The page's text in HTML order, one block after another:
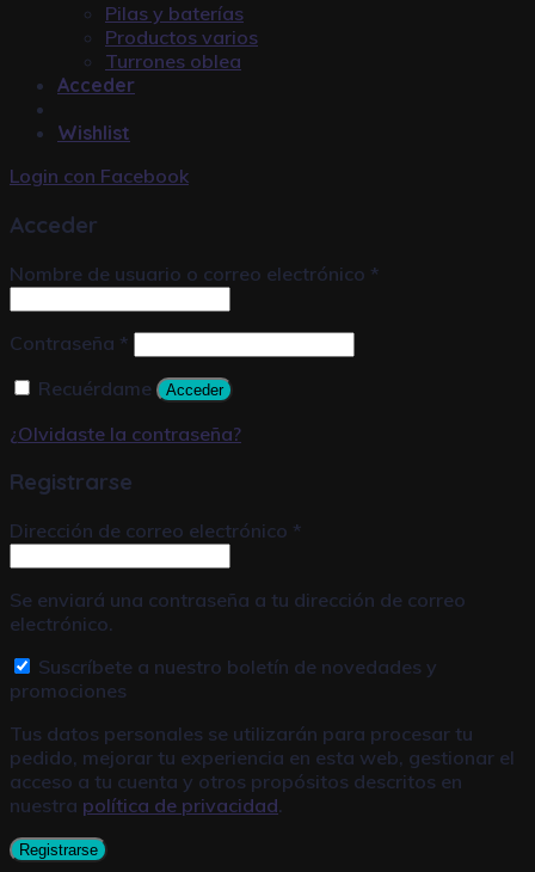
Pilas y baterías
Productos varios
Turrones oblea
Acceder
Wishlist
Login con Facebook
Acceder
Nombre de usuario o correo electrónico *
Contraseña *
Recuérdame
Acceder
¿Olvidaste la contraseña?
Registrarse
Dirección de correo electrónico *
Se enviará una contraseña a tu dirección de correo
electrónico.
Suscríbete a nuestro boletín de novedades y
promociones
Tus datos personales se utilizarán para procesar tu
pedido, mejorar tu experiencia en esta web, gestionar el
acceso a tu cuenta y otros propósitos descritos en
nuestra política de privacidad.
Registrarse